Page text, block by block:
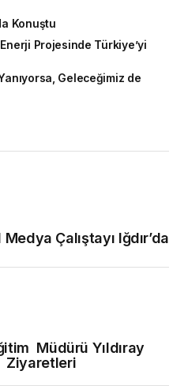
Konuştu
Enerji Projesinde Türkiye’yi
Geleceğimiz de
Çalıştayı Iğdır’da
Müdürü Yıldıray
Ziyaretleri